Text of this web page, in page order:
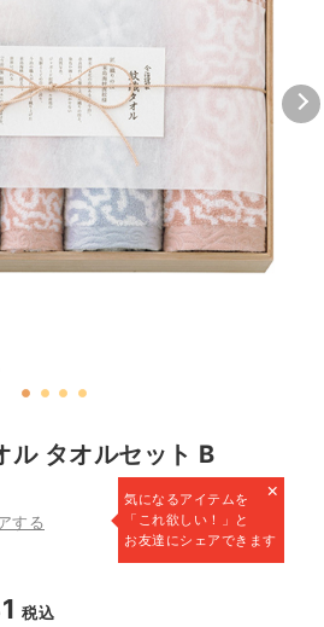
ル タオルセット B
×
気になるアイテムを
「これ欲しい！」と
お友達にシェアできます
する
税込